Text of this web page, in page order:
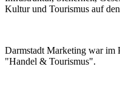
Kultur und Tourismus auf
Darmstadt Marketing war im
"Handel & Tourismus".